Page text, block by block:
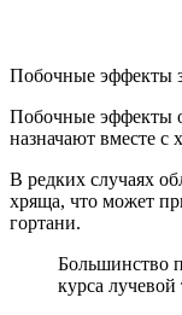
Побочные эффекты
Побочные эффекты
назначают вместе с
В редких случаях
хряща, что может
гортани.
Большинство
курса лучевой